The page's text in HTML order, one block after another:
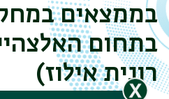
בממצאים
בתחום
רונית אילוז)